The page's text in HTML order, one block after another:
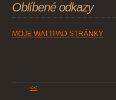
Oblíbené odkazy
MOJE WATTPAD STRÁNKY
<<